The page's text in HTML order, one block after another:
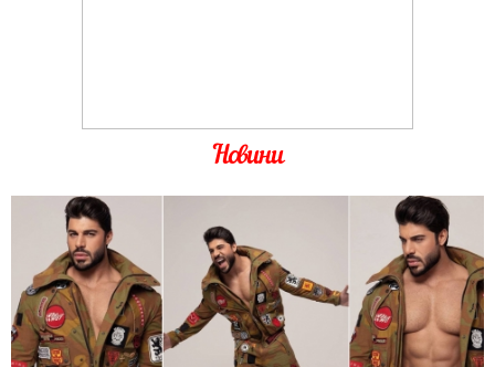
Новини